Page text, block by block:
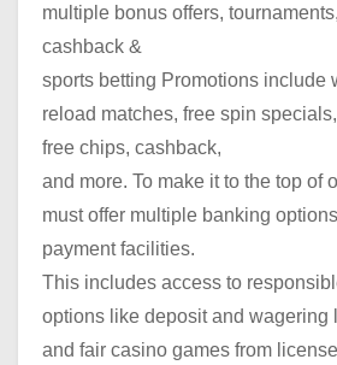
multiple bonus offers,
cashback &
sports betting Promotions include
reload matches, free spin
free chips, cashback,
and more. To make it to the top of
must offer multiple banking
payment facilities.
This includes access to
options like deposit and wagering
and fair casino games from